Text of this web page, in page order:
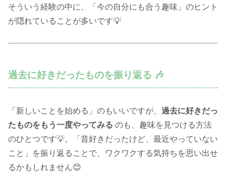
そういう経験の中に、「今の自分にも合う趣味」のヒント
が隠れていることが多いです💡
過去に好きだったものを振り返る 🎶
「新しいことを始める」のもいいですが、 過去に好きだっ
たものをもう一度やってみる のも、趣味を見つける方法
のひとつです💡。「昔好きだったけど、最近やっていない
こと」を振り返ることで、ワクワクする気持ちを思い出せ
るかもしれません😊